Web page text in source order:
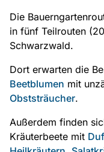
Die
in fünf Teilrouten
Schwarzwald.
Dort erwarten die
Beetblumen mit
Obststräucher.
Außerdem finden
Kräuterbeete mit